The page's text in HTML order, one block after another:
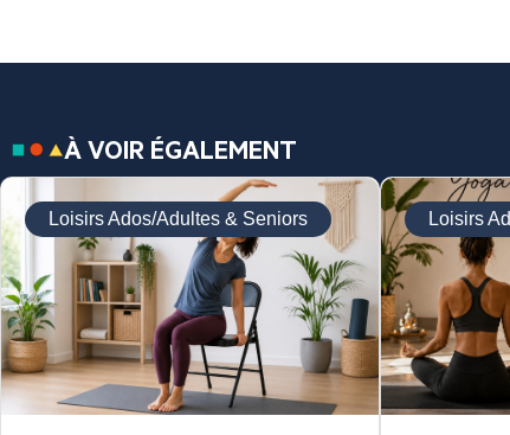
À VOIR ÉGALEMENT
Loisirs Ados/Adultes & Seniors Loisirs